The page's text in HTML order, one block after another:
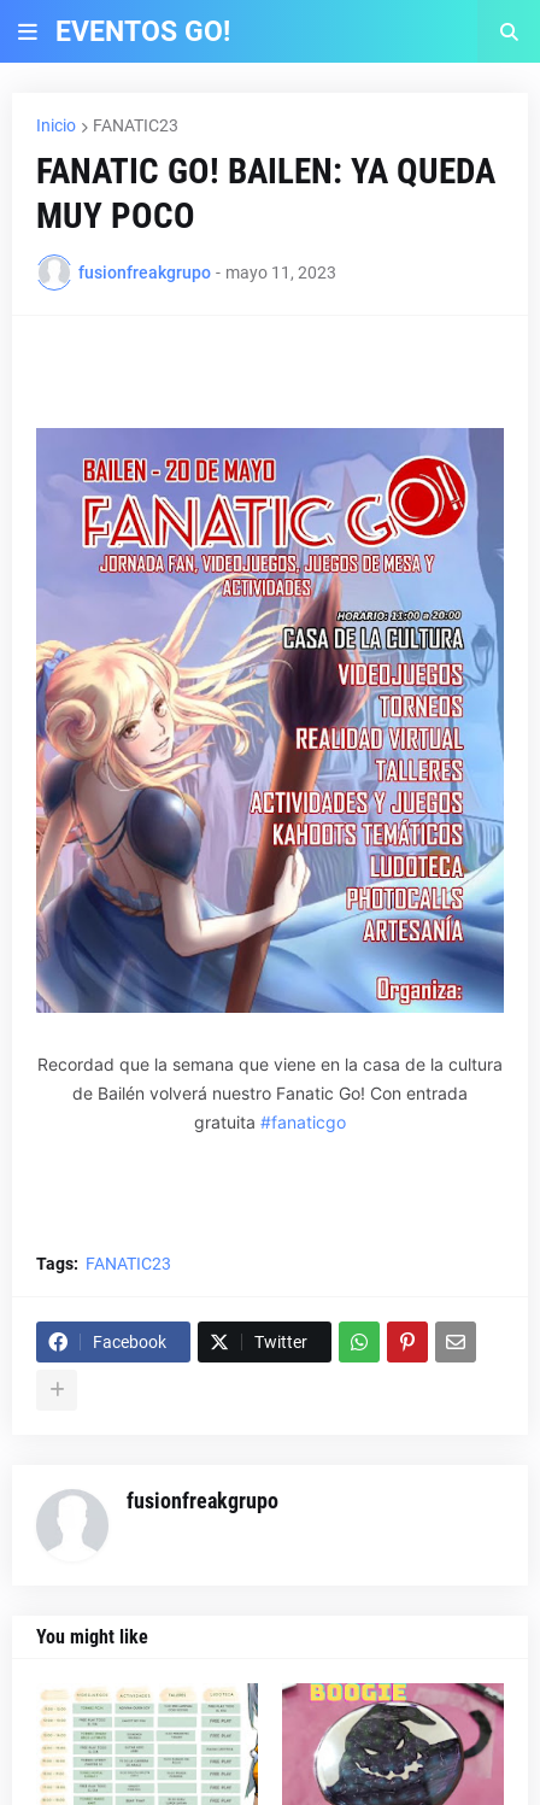
EVENTOS GO!
Inicio FANATIC23
FANATIC GO! BAILEN: YA QUEDA
MUY POCO
fusionfreakgrupo - mayo 11, 2023
Recordad que la semana que viene en la casa de la cultura
de Bailén volverá nuestro Fanatic Go! Con entrada
gratuita #fanaticgo
Tags: FANATIC23
Facebook Twitter
fusionfreakgrupo
You might like